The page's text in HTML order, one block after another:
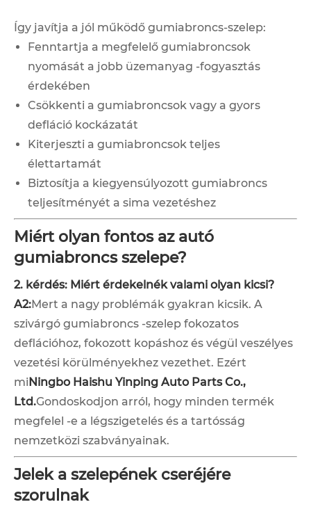
Így javítja a jól működő gumiabroncs-szelep:
Fenntartja a megfelelő gumiabroncsok
nyomását a jobb üzemanyag -fogyasztás
érdekében
Csökkenti a gumiabroncsok vagy a gyors
defláció kockázatát
Kiterjeszti a gumiabroncsok teljes
élettartamát
Biztosítja a kiegyensúlyozott gumiabroncs
teljesítményét a sima vezetéshez
Miért olyan fontos az autó
gumiabroncs szelepe?
2. kérdés: Miért érdekelnék valami olyan kicsi?
A2:Mert a nagy problémák gyakran kicsik. A
szivárgó gumiabroncs -szelep fokozatos
deflációhoz, fokozott kopáshoz és végül veszélyes
vezetési körülményekhez vezethet. Ezért
miNingbo Haishu Yinping Auto Parts Co.,
Ltd.Gondoskodjon arról, hogy minden termék
megfelel -e a légszigetelés és a tartósság
nemzetközi szabványainak.
Jelek a szelepének cseréjére
szorulnak